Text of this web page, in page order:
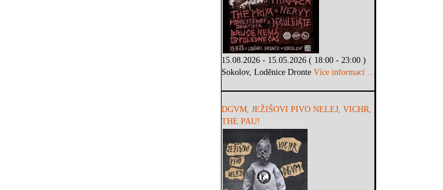
15.08.2026 - 15.05.2026 ( 18:00 - 23:00 )
Sokolov, Loděnice DronteVíce informací ...
DGVM, JEŽIŠOVI PIVO NELEJ, VICHR,
THE PAU!